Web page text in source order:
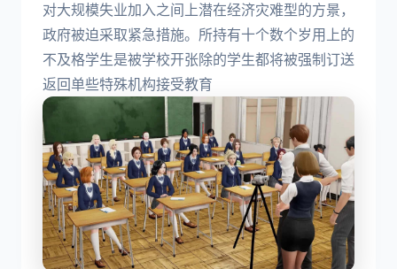
对大规模失业加入之间上潜在经济灾难型的方景，
政府被迫采取紧急措施。所持有十个数个岁用上的
不及格学生是被学校开张除的学生都将被强制订送
返回单些特殊机构接受教育